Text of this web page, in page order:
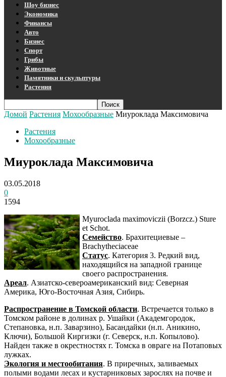
Шоу бизнес
Экономика
Финансы
Авто
Бизнес
Спорт
Грибы
Животные
Памятники и скульптуры
Растения
Домой Растения Мохообразные Миуроклада Максимовича
Растения
Мохообразные
Миуроклада Максимовича
03.05.2018
0
1594
Myuroclada maximoviczii (Borzcz.) Sture
et Schot.
Семейство. Брахитециевые –
Brachytheciaceae
Статус. Категория 3. Редкий вид,
находящийся на западной границе
своего распространения.
Ареал. Азиатско-североамериканский вид: Северная
Америка, Юго-Восточная Азия, Сибирь.
Распространение в Томской области. Встречается только в
Томском районе в долинах р. Ушайки (Академгородок,
Степановка, н.п. Заварзино), Басандайки (н.п. Аникино,
Ключи), Большой Киргизки (г. Северск, н.п. Копылово).
Найден также в окрестностях г. Томска в овраге на Потаповых
лужках.
Экология и местообитания. В приречных, заливаемых
полыми водами лесах и кустарниковых зарослях на почве и